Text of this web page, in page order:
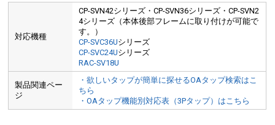
対応機種
CP-SVN42シリーズ・CP-SVN36シリーズ・CP-SVN2
4シリーズ（本体後部フレームに取り付けが可能で
す。）
CP-SVC36Uシリーズ
CP-SVC24Uシリーズ
RAC-SV18U
製品関連ペー
ジ
・欲しいタップが簡単に探せるOAタップ検索はこ
ちら
・OAタップ機能別対応表（3Pタップ）はこちら